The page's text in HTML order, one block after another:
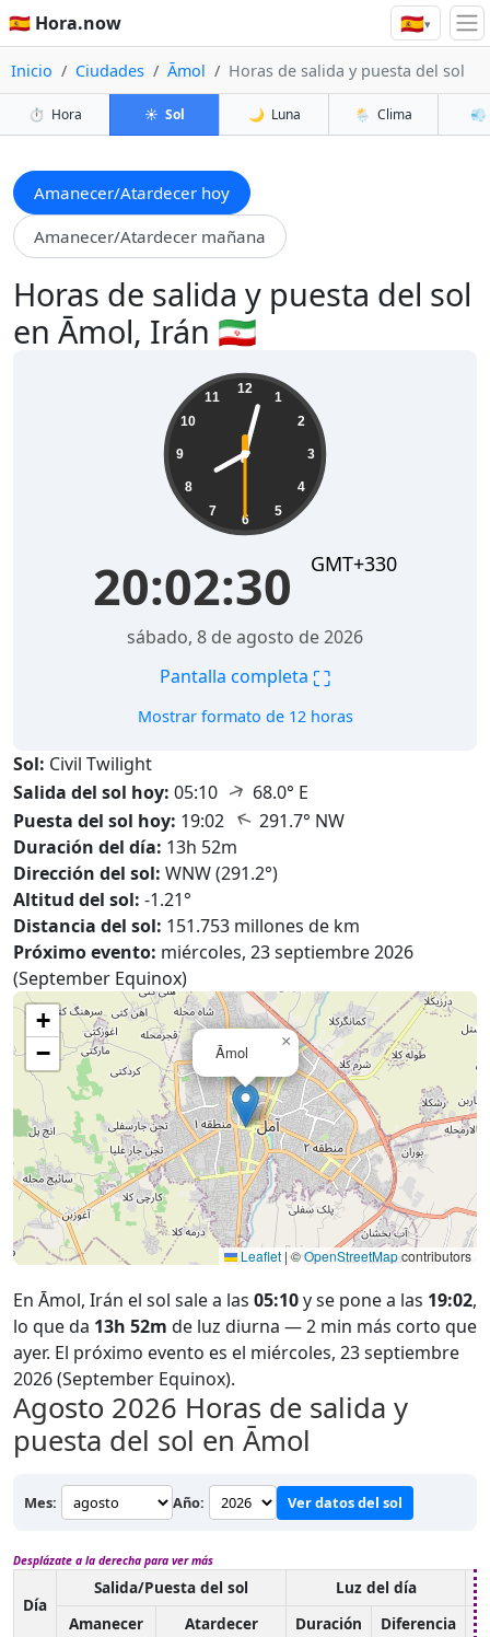
🇪🇸 Hora.now 🇪🇸▾
Inicio Ciudades Āmol Horas de salida y puesta del sol
⏱️ Hora ☀️ Sol 🌙 Luna 🌦️ Clima 💨
Amanecer/Atardecer hoy
Amanecer/Atardecer mañana
Horas de salida y puesta del sol
en Āmol, Irán 🇮🇷
12
1
2
3
4
5
6
7
8
9
10
11
20:02:31 GMT+330
sábado, 8 de agosto de 2026
Pantalla completa ⛶
Mostrar formato de 12 horas
Sol: Civil Twilight
Salida del sol hoy: 05:10 ↑ 68.0° E
Puesta del sol hoy: 19:02 ↑ 291.7° NW
Duración del día: 13h 52m
Dirección del sol: WNW (291.2°)
Altitud del sol: -1.21°
Distancia del sol: 151.753 millones de km
Próximo evento: miércoles, 23 septiembre 2026
(September Equinox)
Āmol
×
+
−
Leaflet |©OpenStreetMapcontributors
En Āmol, Irán el sol sale a las 05:10y se pone a las 19:02,
lo que da 13h 52m de luz diurna — 2 min más corto que
ayer. El próximo evento es el miércoles, 23 septiembre
2026 (September Equinox).
Agosto 2026 Horas de salida y
puesta del sol en Āmol
Mes: Año: Ver datos del sol
Desplázate a la derecha para ver más
Día
Salida/Puesta del sol Luz del día
Amanecer
Atardecer Duración
Diferencia